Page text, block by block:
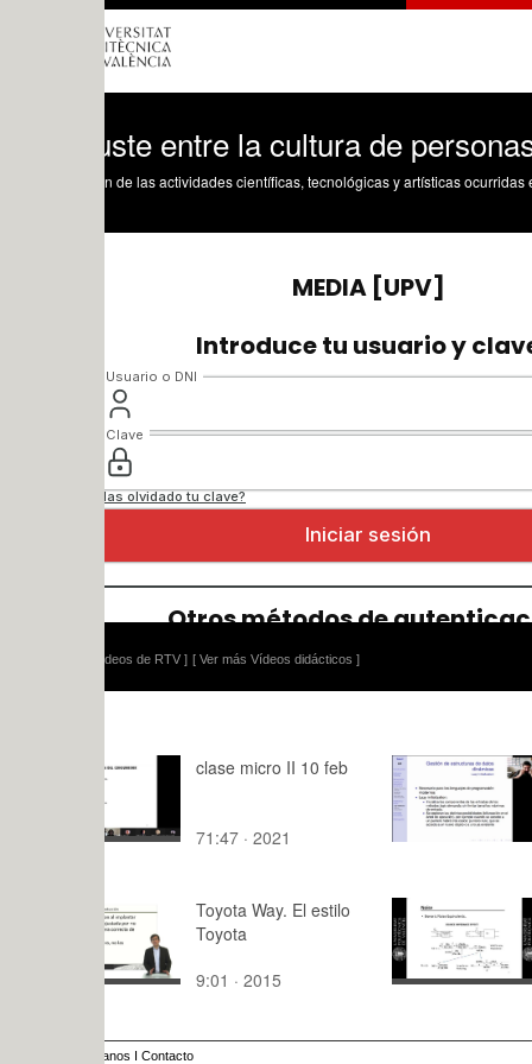
entre la cultura de personas y las
de las actividades científicas, tecnológicas y artísticas ocurridas en los tres
[ Ver más Vídeos didácticos ]
clase micro II 10 feb
71:47 · 2021
AVD.
14:41 ·
Toyota Way. El estilo
Toyota
9:01 · 2015
19:45 ·